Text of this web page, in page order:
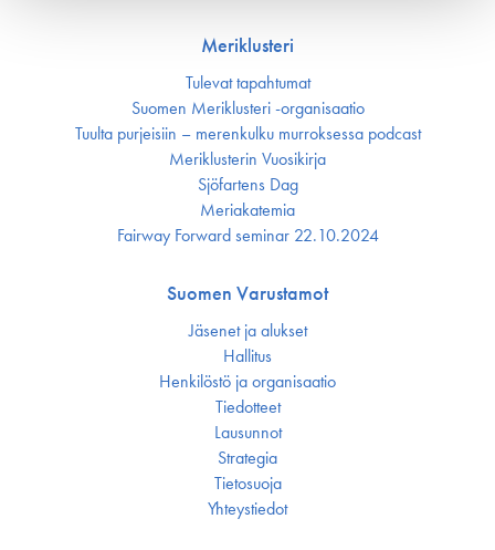
Meriklusteri
Tulevat tapahtumat
Suomen Meriklusteri -organisaatio
Tuulta purjeisiin – merenkulku murroksessa podcast
Meriklusterin Vuosikirja
Sjöfartens Dag
Meriakatemia
Fairway Forward seminar 22.10.2024
Suomen Varustamot
Jäsenet ja alukset
Hallitus
Henkilöstö ja organisaatio
Tiedotteet
Lausunnot
Strategia
Tietosuoja
Yhteystiedot